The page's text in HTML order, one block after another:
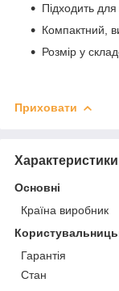
Підходить
Компактний,
Розмір у
Приховати
Характеристики
Основні
Країна виробник
Гарантія
Стан